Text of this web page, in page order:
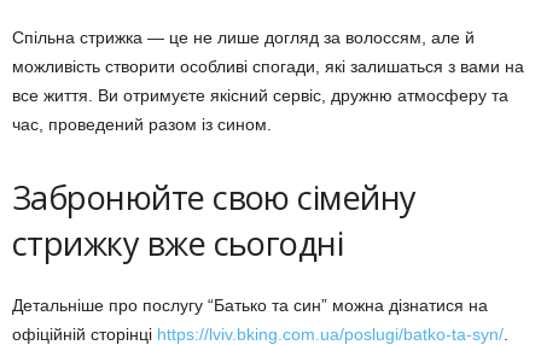
Спільна стрижка — це не лише догляд за волоссям, але й
можливість створити особливі спогади, які залишаться з вами на
все життя. Ви отримуєте якісний сервіс, дружню атмосферу та
час, проведений разом із сином.
Забронюйте свою сімейну
стрижку вже сьогодні
Детальніше про послугу “Батько та син” можна дізнатися на
офіційній сторінці https://lviv.bking.com.ua/poslugi/batko-ta-syn/